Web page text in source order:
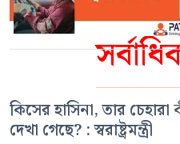
কিসের হাসিনা, তার চেহারা
দেখা গেছে? : স্বরাষ্ট্রমন্ত্রী